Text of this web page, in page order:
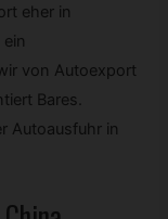
eher in
von Autoexport
Bares.
Autoausfuhr in